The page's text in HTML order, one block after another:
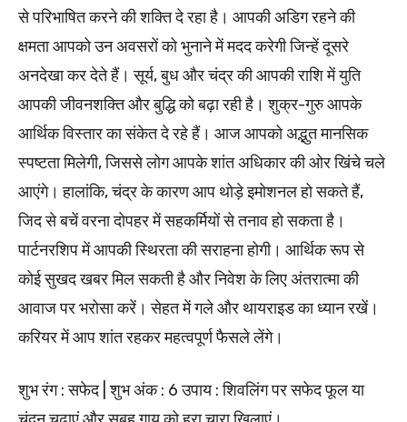
से परिभाषित करने की शक्ति दे रहा है। आपकी अडिग रहने की
क्षमता आपको उन अवसरों को भुनाने में मदद करेगी जिन्हें दूसरे
अनदेखा कर देते हैं। सूर्य, बुध और चंद्र की आपकी राशि में युति
आपकी जीवनशक्ति और बुद्धि को बढ़ा रही है। शुक्र-गुरु आपके
आर्थिक विस्तार का संकेत दे रहे हैं। आज आपको अद्भुत मानसिक
स्पष्टता मिलेगी, जिससे लोग आपके शांत अधिकार की ओर खिंचे चले
आएंगे। हालांकि, चंद्र के कारण आप थोड़े इमोशनल हो सकते हैं,
जिद से बचें वरना दोपहर में सहकर्मियों से तनाव हो सकता है।
पार्टनरशिप में आपकी स्थिरता की सराहना होगी। आर्थिक रूप से
कोई सुखद खबर मिल सकती है और निवेश के लिए अंतरात्मा की
आवाज पर भरोसा करें। सेहत में गले और थायराइड का ध्यान रखें।
करियर में आप शांत रहकर महत्वपूर्ण फैसले लेंगे।
शुभ रंग : सफेद | शुभ अंक : 6 उपाय : शिवलिंग पर सफेद फूल या